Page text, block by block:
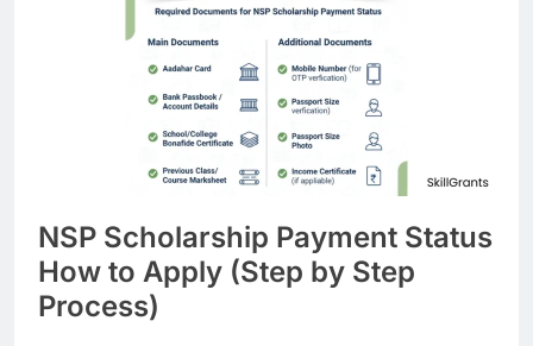
NSP Scholarship Payment Status
How to Apply (Step by Step
Process)